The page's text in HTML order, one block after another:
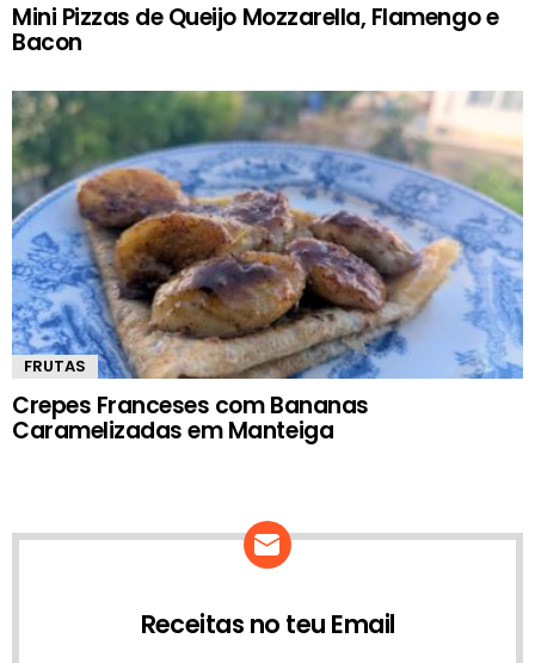
Mini Pizzas de Queijo Mozzarella, Flamengo e
Bacon
FRUTAS
Crepes Franceses com Bananas
Caramelizadas em Manteiga
Receitas no teu Email